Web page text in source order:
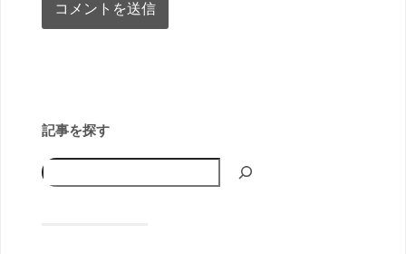
記事を探す